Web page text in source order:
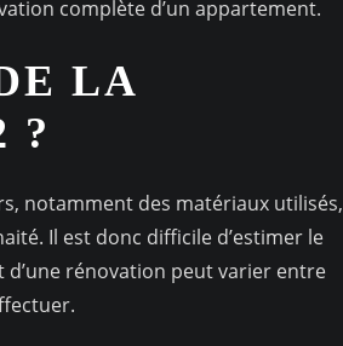
complète d’un appartement.
LA
?
notamment des matériaux utilisés,
Il est donc difficile d’estimer le
rénovation peut varier entre